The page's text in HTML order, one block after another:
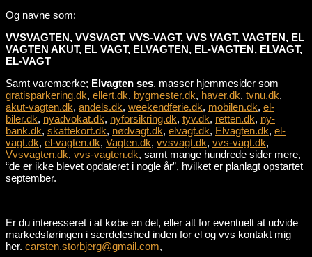
Og navne som:
VVSVAGTEN, VVSVAGT, VVS-VAGT, VVS VAGT, VAGTEN, EL
VAGTEN AKUT, EL VAGT, ELVAGTEN, EL-VAGTEN, ELVAGT,
EL-VAGT
Samt varemærke; Elvagten ses. masser hjemmesider som
gratisparkering.dk, ellert.dk, bygmester.dk, haver.dk, tvnu.dk,
akut-vagten.dk, andels.dk, weekendferie.dk, mobilen.dk, el-
biler.dk, nyadvokat.dk, nyforsikring.dk, tyv.dk, retten.dk, ny-
bank.dk, skattekort.dk, nødvagt.dk, elvagt.dk, Elvagten.dk, el-
vagt.dk, el-vagten.dk, Vagten.dk, vvsvagt.dk, vvs-vagt.dk,
Vvsvagten.dk, vvs-vagten.dk, samt mange hundrede sider mere,
“de er ikke blevet opdateret i nogle år”, hvilket er planlagt opstartet
september.
Er du interesseret i at købe en del, eller alt for eventuelt at udvide
markedsføringen i særdeleshed inden for el og vvs kontakt mig
her. carsten.storbjerg@gmail.com,